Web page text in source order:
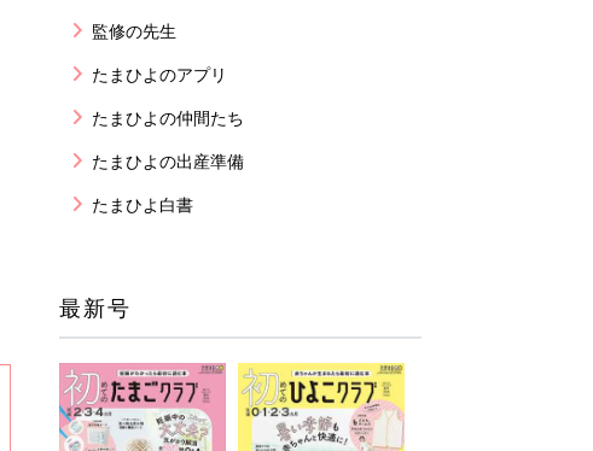
監修の先生
たまひよのアプリ
たまひよの仲間たち
たまひよの出産準備
たまひよ白書
最新号